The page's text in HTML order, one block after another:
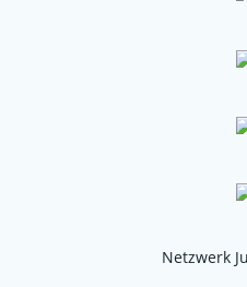
Netzwerk